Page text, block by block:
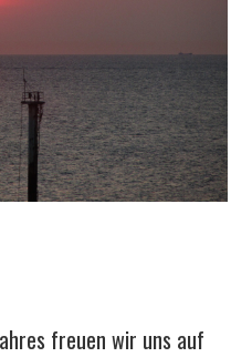
freuen wir uns auf